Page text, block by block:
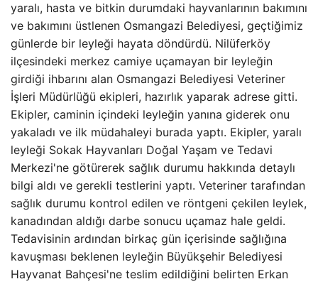
yaralı, hasta ve bitkin durumdaki hayvanlarının bakımını
ve bakımını üstlenen Osmangazi Belediyesi, geçtiğimiz
günlerde bir leyleği hayata döndürdü. Nilüferköy
ilçesindeki merkez camiye uçamayan bir leyleğin
girdiği ihbarını alan Osmangazi Belediyesi Veteriner
İşleri Müdürlüğü ekipleri, hazırlık yaparak adrese gitti.
Ekipler, caminin içindeki leyleğin yanına giderek onu
yakaladı ve ilk müdahaleyi burada yaptı. Ekipler, yaralı
leyleği Sokak Hayvanları Doğal Yaşam ve Tedavi
Merkezi'ne götürerek sağlık durumu hakkında detaylı
bilgi aldı ve gerekli testlerini yaptı. Veteriner tarafından
sağlık durumu kontrol edilen ve röntgeni çekilen leylek,
kanadından aldığı darbe sonucu uçamaz hale geldi.
Tedavisinin ardından birkaç gün içerisinde sağlığına
kavuşması beklenen leyleğin Büyükşehir Belediyesi
Hayvanat Bahçesi'ne teslim edildiğini belirten Erkan